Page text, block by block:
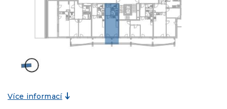
Více informací